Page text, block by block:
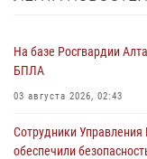
На базе Росгвардии
БПЛА
03 августа 2026, 02:43
Сотрудники
обеспечили